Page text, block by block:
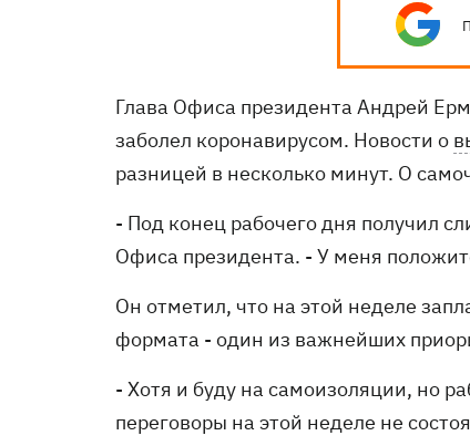
Глава Офиса президента Андрей
заболел коронавирусом. Новости о
разницей в несколько минут. О
- Под конец рабочего дня получил
Офиса президента. - У меня
Он отметил, что на этой неделе
формата - один из важнейших
- Хотя и буду на самоизоляции, но
переговоры на этой неделе не